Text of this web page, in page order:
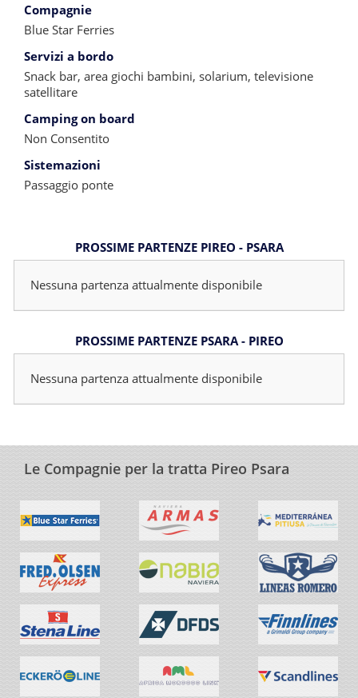
Compagnie
Blue Star Ferries
Servizi a bordo
Snack bar, area giochi bambini, solarium, televisione
satellitare
Camping on board
Non Consentito
Sistemazioni
Passaggio ponte
PROSSIME PARTENZE PIREO - PSARA
Nessuna partenza attualmente disponibile
PROSSIME PARTENZE PSARA - PIREO
Nessuna partenza attualmente disponibile
Le Compagnie per la tratta Pireo Psara